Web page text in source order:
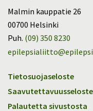
Malmin kauppatie 26
00700 Helsinki
Puh. (09) 350 8230
Tietosuojaseloste
Saavutettavuusseloste
Palautetta sivustosta